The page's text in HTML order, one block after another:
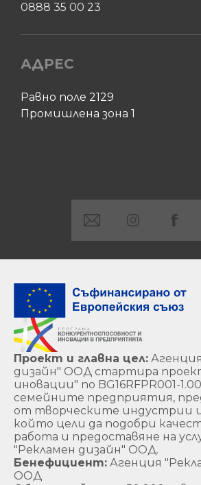
0888 35 00 23
АДРЕС
Равно поле 2129
Промишлена зона 1
Проект и главна цел:
дизайн" ООД стартира
иновации" по BG16RFPR001-
семейните предприятия,
от творческите индустрии
който цели да подобри
работа и предоставяне на
"Рекламен дизайн" ООД.
Бенефициент: Агенция
ООД